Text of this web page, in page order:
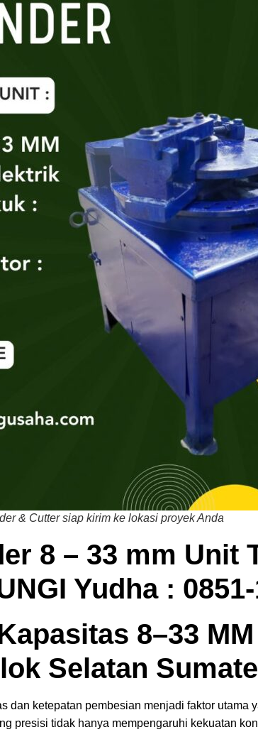
& Cutter siap kirim ke lokasi proyek Anda
8 – 33 mm Unit
Yudha :
8–33
Selatan
dan ketepatan pembesian menjadi faktor utama
presisi tidak hanya mempengaruhi kekuatan